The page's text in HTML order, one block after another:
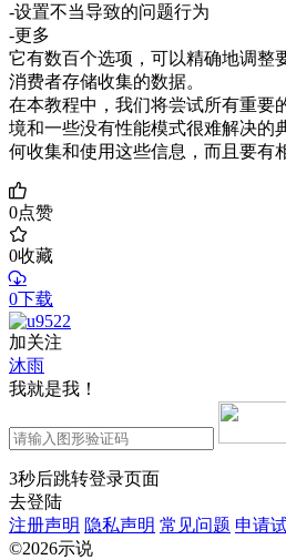
-设置不当导致的问题行为
-更多
它有数百个选项，可以精确地调整
消费者存储收集的数据。
在本教程中，我们将尝试所有重要
境和一些没有性能模式很难解决的
何收集和使用这些信息，而且要有
0点赞
0收藏
0下载
加关注
沐雨
我就是我！
3秒后跳转登录页面
去登陆
注册声明 隐私声明 常见问题 申请
©2026示说